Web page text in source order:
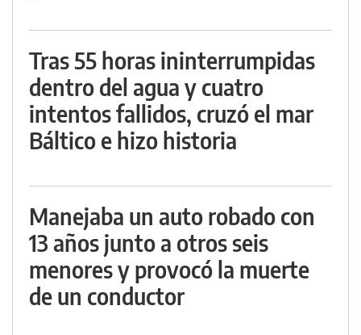
Tras 55 horas ininterrumpidas
dentro del agua y cuatro
intentos fallidos, cruzó el mar
Báltico e hizo historia
Manejaba un auto robado con
13 años junto a otros seis
menores y provocó la muerte
de un conductor